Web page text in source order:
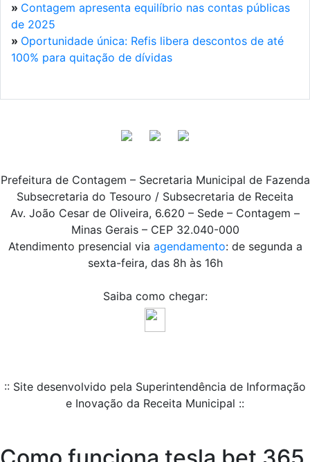
» Contagem apresenta equilíbrio nas contas públicas
de 2025
» Oportunidade única: Refis libera descontos de até
100% para quitação de dívidas
Prefeitura de Contagem – Secretaria Municipal de Fazenda
Subsecretaria do Tesouro / Subsecretaria de Receita
Av. João Cesar de Oliveira, 6.620 – Sede – Contagem –
Minas Gerais – CEP 32.040-000
Atendimento presencial via agendamento: de segunda a
sexta-feira, das 8h às 16h
Saiba como chegar:
:: Site desenvolvido pela Superintendência de Informação
e Inovação da Receita Municipal ::